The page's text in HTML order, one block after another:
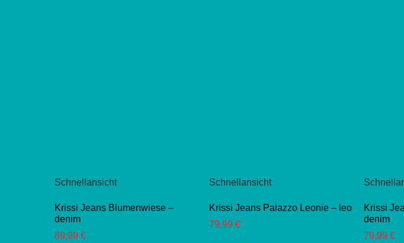
Schnellansicht
Krissi Jeans Blumenwiese –
denim
89,99 €
Schnellansicht
Krissi Jeans Palazzo Leonie – leo
79,99€
Krissi
denim
79,99€